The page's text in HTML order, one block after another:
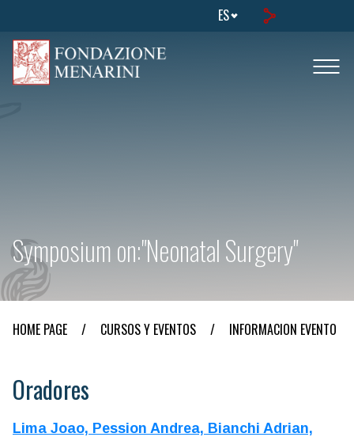
ES
Symposium on:"Neonatal Surgery"
HOME PAGE / CURSOS Y EVENTOS / INFORMACION EVENTO
Oradores
Lima Joao, Pession Andrea, Bianchi Adrian,